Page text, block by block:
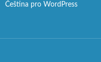
Čeština pro WordPress